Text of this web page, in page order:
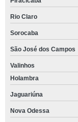
Rio Claro
Sorocaba
São José dos Campos
Valinhos
Holambra
Jaguariúna
Nova Odessa